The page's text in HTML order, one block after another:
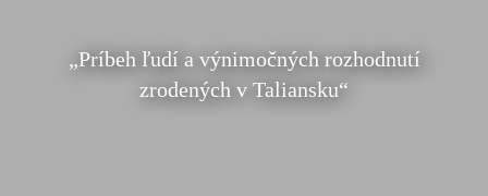
„Príbeh ľudí a výnimočných rozhodnutí
zrodených v Taliansku“